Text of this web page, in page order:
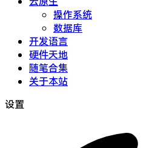
操作系统
数据库
开发语言
硬件天地
随笔合集
关于本站
设置